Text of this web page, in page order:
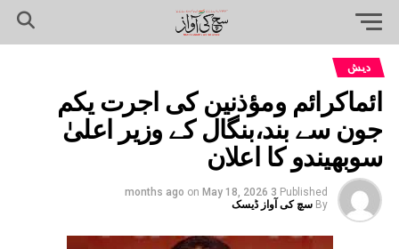
دیش
ائماکرائم ومؤذنین کی اجرت یکم
جون سے بند،بنگال کے وزیر اعلیٰ
سوبھیندو کا اعلان
Published
3 months ago
on May 18, 2026
By سچ کی آواز ڈیسک